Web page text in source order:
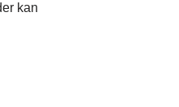
kan